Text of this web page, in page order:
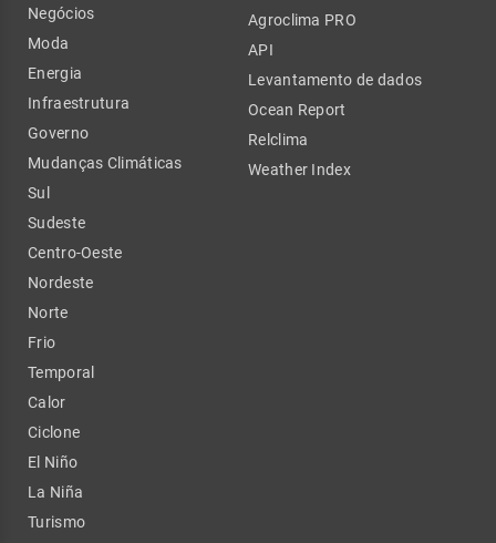
Negócios
Moda
Energia
Infraestrutura
Governo
Mudanças Climáticas
Sul
Sudeste
Centro-Oeste
Nordeste
Norte
Frio
Temporal
Calor
Ciclone
El Niño
La Niña
Turismo
Agroclima PRO
API
Levantamento de dados
Ocean Report
Relclima
Weather Index